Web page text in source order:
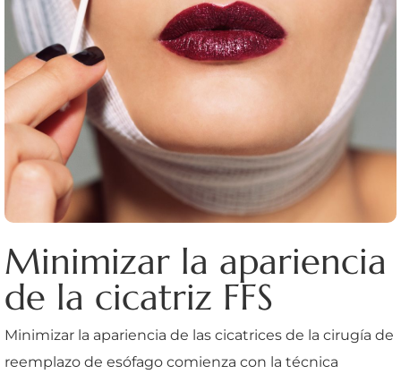
Minimizar la apariencia
de la cicatriz FFS
Minimizar la apariencia de las cicatrices de la cirugía de
reemplazo de esófago comienza con la técnica